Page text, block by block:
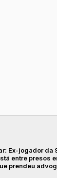
Ex-jogador da
entre presos
prendeu